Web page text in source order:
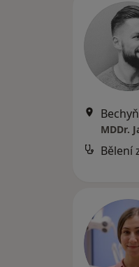
MDDr.
Bělení